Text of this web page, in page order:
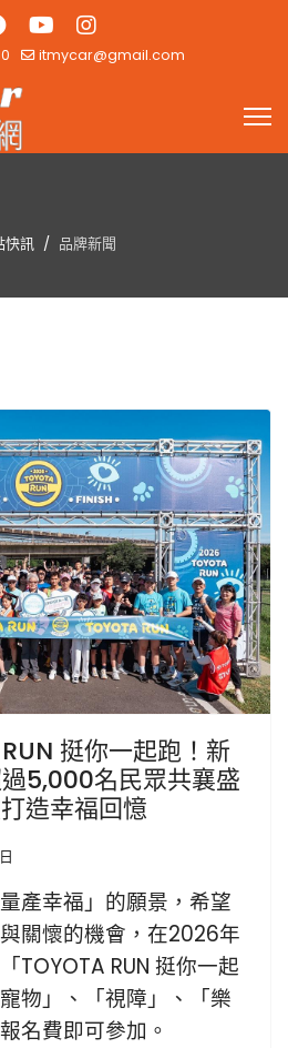
itmycar@gmail.com
快訊 品牌新聞
挺你一起跑！新
5,000名民眾共襄盛
造幸福回憶
產幸福」的願景，希望
關懷的機會，在2026年
TOYOTA RUN 挺你一起
物」、「視障」、「樂
名費即可參加。